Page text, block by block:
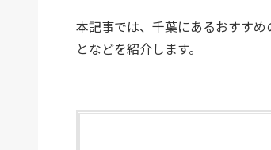
本記事では、千葉にあるおすす
となどを紹介します。